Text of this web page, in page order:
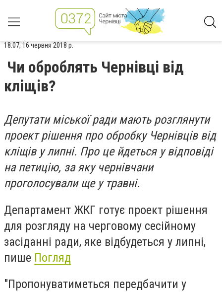
18:07, 16 червня 2018 р.
Чи оброблять Чернівці від
кліщів?
Депутати міської ради мають розглянути
проект рішення про обробку Чернівців від
кліщів у липні. Про це йдеться у відповіді
на петицію, за яку чернівчани
проголосували ще у травні.
Департамент ЖКГ готує проект рішення
для розгляду на черговому сесійному
засіданні ради, яке відбудеться у липні,
пише Погляд
"Пропонуватиметься передбачити у